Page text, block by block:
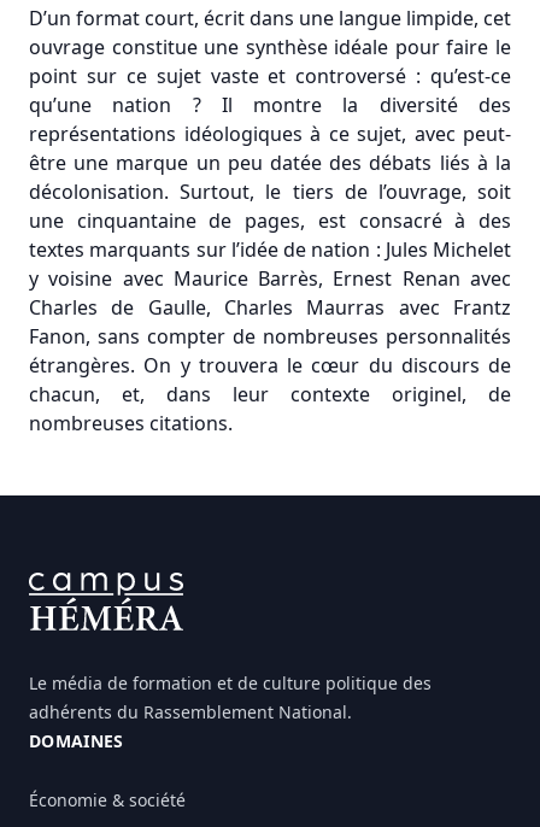
D’un format court, écrit dans une langue limpide, cet
ouvrage constitue une synthèse idéale pour faire le
point sur ce sujet vaste et controversé : qu’est-ce
qu’une nation ? Il montre la diversité des
représentations idéologiques à ce sujet, avec peut-
être une marque un peu datée des débats liés à la
décolonisation. Surtout, le tiers de l’ouvrage, soit
une cinquantaine de pages, est consacré à des
textes marquants sur l’idée de nation : Jules Michelet
y voisine avec Maurice Barrès, Ernest Renan avec
Charles de Gaulle, Charles Maurras avec Frantz
Fanon, sans compter de nombreuses personnalités
étrangères. On y trouvera le cœur du discours de
chacun, et, dans leur contexte originel, de
nombreuses citations.
Le média de formation et de culture politique des
adhérents du Rassemblement National.
DOMAINES
Économie & société